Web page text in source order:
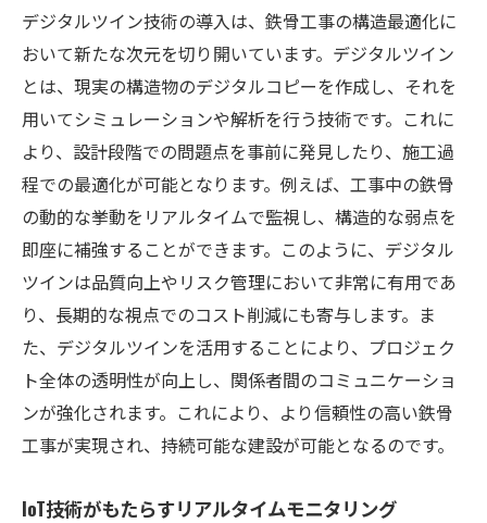
デジタルツイン技術の導入は、鉄骨工事の構造最適化に
おいて新たな次元を切り開いています。デジタルツイン
とは、現実の構造物のデジタルコピーを作成し、それを
用いてシミュレーションや解析を行う技術です。これに
より、設計段階での問題点を事前に発見したり、施工過
程での最適化が可能となります。例えば、工事中の鉄骨
の動的な挙動をリアルタイムで監視し、構造的な弱点を
即座に補強することができます。このように、デジタル
ツインは品質向上やリスク管理において非常に有用であ
り、長期的な視点でのコスト削減にも寄与します。ま
た、デジタルツインを活用することにより、プロジェク
ト全体の透明性が向上し、関係者間のコミュニケーショ
ンが強化されます。これにより、より信頼性の高い鉄骨
工事が実現され、持続可能な建設が可能となるのです。
IoT技術がもたらすリアルタイムモニタリング